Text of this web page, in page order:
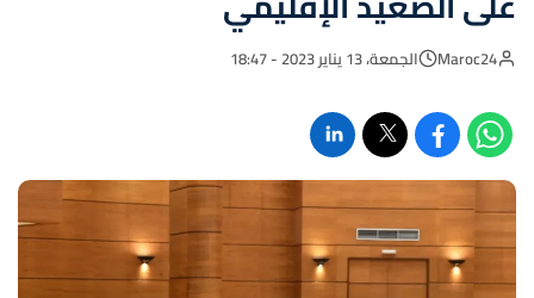
Maroc24 الجمعة، 13 يناير 2023 - 18:47